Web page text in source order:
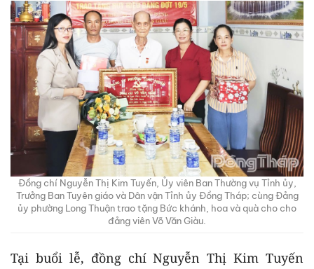
Đồng chí Nguyễn Thị Kim Tuyến, Ủy viên Ban Thường vụ Tỉnh ủy,
Trưởng Ban Tuyên giáo và Dân vận Tỉnh ủy Đồng Tháp; cùng Đảng
ủy phường Long Thuận trao tặng Bức khánh, hoa và quà cho cho
đảng viên Võ Văn Giàu.
Tại buổi lễ, đồng chí Nguyễn Thị Kim Tuyến